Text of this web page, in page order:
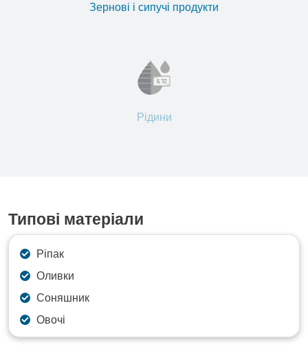
Зернові і сипучі продукти
Рідини
Типові матеріали
Ріпак
Оливки
Соняшник
Овочі